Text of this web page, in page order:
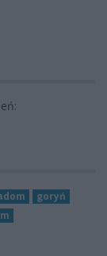
goryń